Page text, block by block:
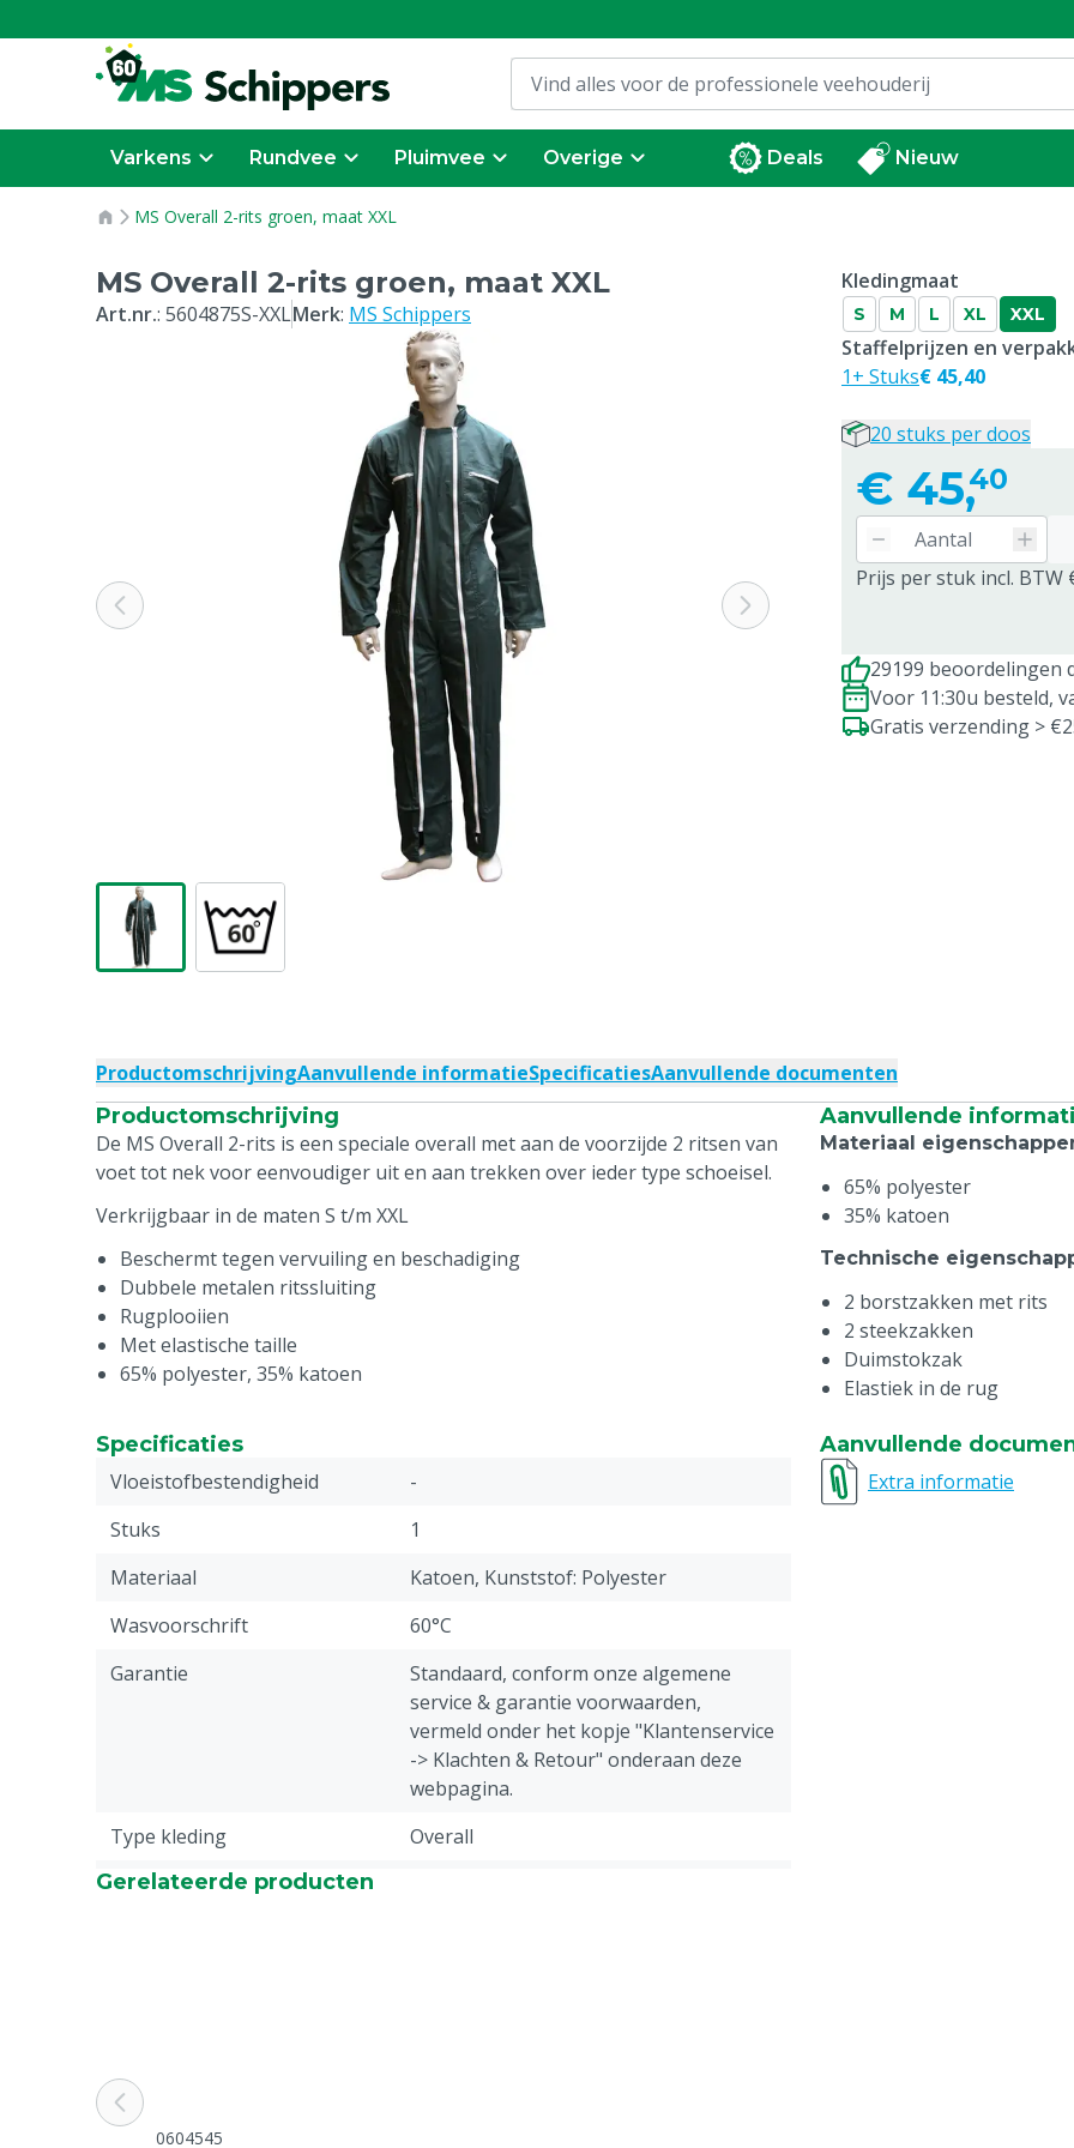
Varkens Rundvee Pluimvee Overige Deals Nieuw
MS Overall 2-rits groen, maat XXL
MS Overall 2-rits groen, maat XXL
Art.nr.: 5604875S-XXLMerk: MS Schippers
Kledingmaat
S M L XL XXL
€ 45,40
Prijs per stuk incl. BTW
Staffelprijzen en
1+ Stuks€ 45,40
20 stuks per doos
29199 beoordelingen
Voor 11:30u besteld,
Gratis verzending >
ProductomschrijvingAanvullende informatieSpecificatiesAanvullende documenten
Productomschrijving
De MS Overall 2-rits is een speciale overall met aan de voorzijde 2 ritsen van
voet tot nek voor eenvoudiger uit en aan trekken over ieder type schoeisel.
Verkrijgbaar in de maten S t/m XXL
Beschermt tegen vervuiling en beschadiging
Dubbele metalen ritssluiting
Rugplooiien
Met elastische taille
65% polyester, 35% katoen
Aanvullende
Materiaal
65% polyester
35% katoen
Technische
2 borstzakken met rits
2 steekzakken
Duimstokzak
Elastiek in de rug
Specificaties
Vloeistofbestendigheid
-
Stuks
1
Materiaal
Katoen, Kunststof: Polyester
Wasvoorschrift
60°C
Garantie
Standaard, conform onze algemene
service & garantie voorwaarden,
vermeld onder het kopje "Klantenservice
-> Klachten & Retour" onderaan deze
webpagina.
Type kleding
Overall
Diergroep
Kledingmaat
Aanvullende
Extra informatie
Gerelateerde producten
0604545